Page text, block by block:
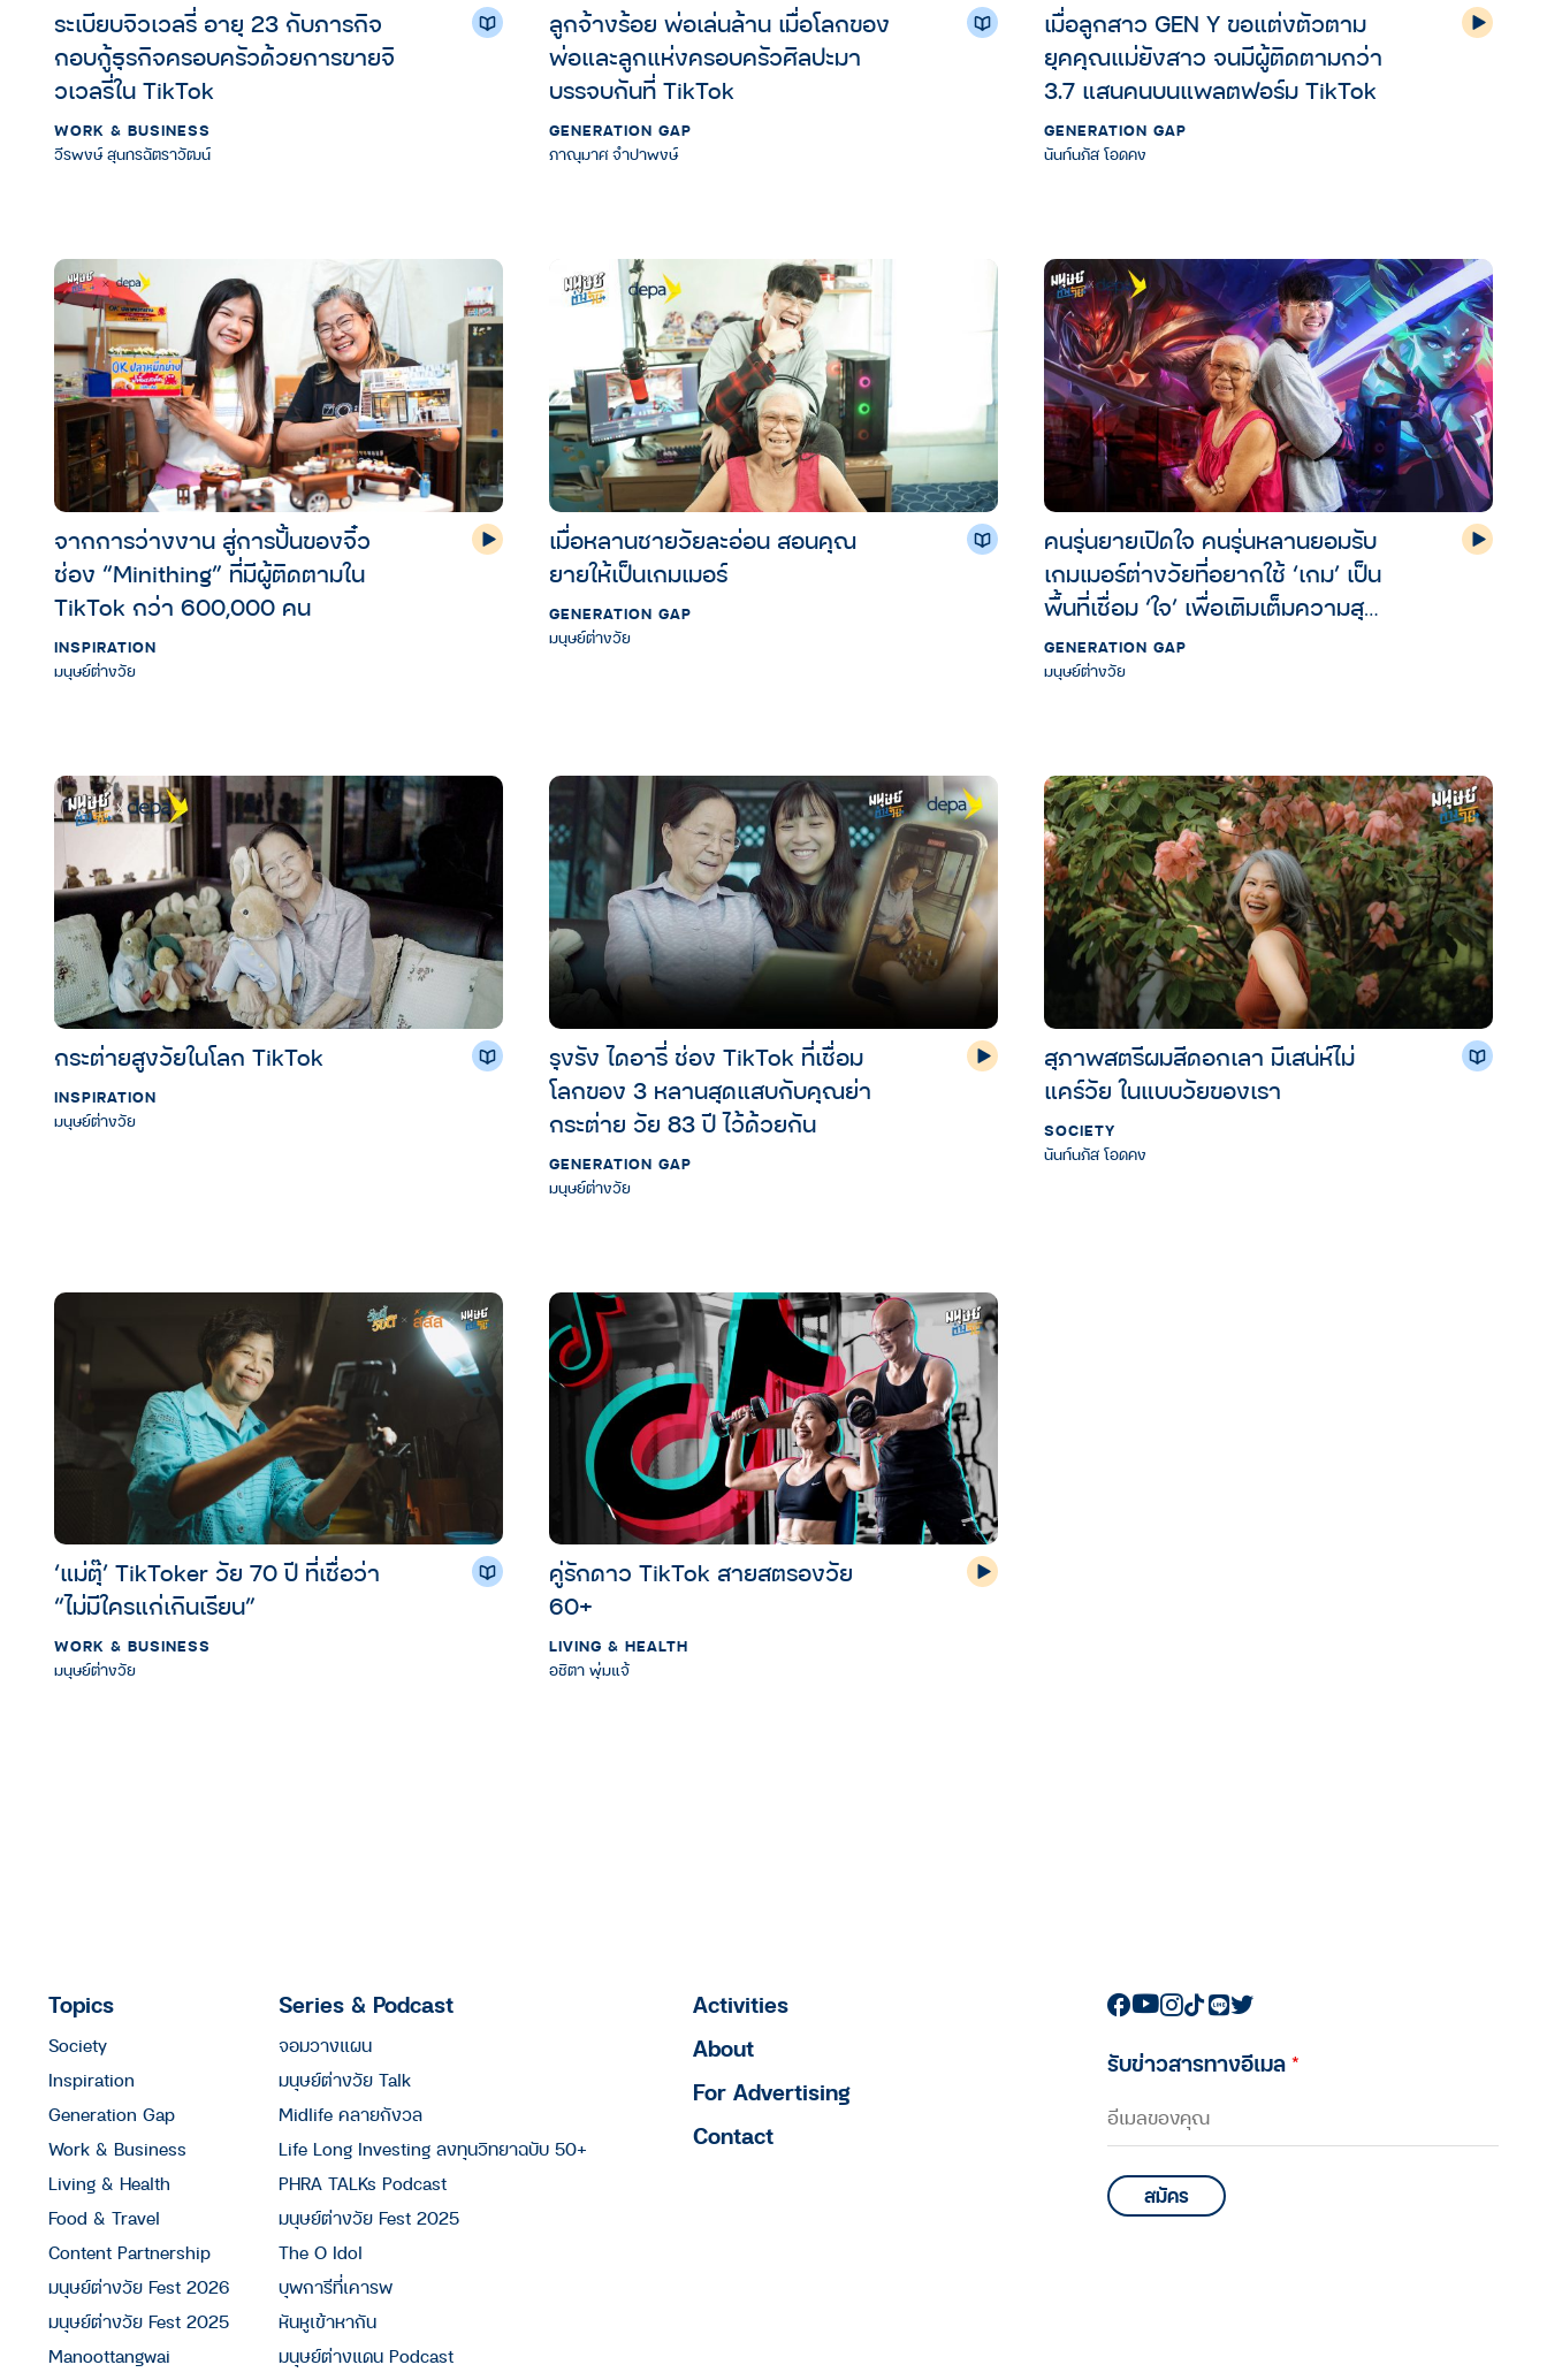
ระเบียบจิวเวลรี่ อายุ 23 กับภารกิจ
กอบกู้ธุรกิจครอบครัวด้วยการขายจิ
วเวลรี่ใน TikTok
WORK & BUSINESS
วีรพงษ์ สุนทรฉัตราวัฒน์
ลูกจ้างร้อย พ่อเล่นล้าน เมื่อโลกของ
พ่อและลูกแห่งครอบครัวศิลปะมา
บรรจบกันที่ TikTok
GENERATION GAP
ภาณุมาศ จำปาพงษ์
เมื่อลูกสาว GEN Y ขอแต่งตัวตาม
ยุคคุณแม่ยังสาว จนมีผู้ติดตามกว่า
3.7 แสนคนบนแพลตฟอร์ม TikTok
GENERATION GAP
นันท์นภัส โอดคง
จากการว่างงาน สู่การปั้นของจิ๋ว
ช่อง “Minithing” ที่มีผู้ติดตามใน
TikTok กว่า 600,000 คน
INSPIRATION
มนุษย์ต่างวัย
เมื่อหลานชายวัยละอ่อน สอนคุณ
ยายให้เป็นเกมเมอร์
GENERATION GAP
มนุษย์ต่างวัย
คนรุ่นยายเปิดใจ คนรุ่นหลานยอมรับ
เกมเมอร์ต่างวัยที่อยากใช้ ‘เกม’ เป็น
พื้นที่เชื่อม ‘ใจ’ เพื่อเติมเต็มความสุข
ให้กันและกัน
GENERATION GAP
มนุษย์ต่างวัย
กระต่ายสูงวัยในโลก TikTok
INSPIRATION
มนุษย์ต่างวัย
รุงรัง ไดอารี่ ช่อง TikTok ที่เชื่อม
โลกของ 3 หลานสุดแสบกับคุณย่า
กระต่าย วัย 83 ปี ไว้ด้วยกัน
GENERATION GAP
มนุษย์ต่างวัย
สุภาพสตรีผมสีดอกเลา มีเสน่ห์ไม่
แคร์วัย ในแบบวัยของเรา
SOCIETY
นันท์นภัส โอดคง
‘แม่ตุ๊’ TikToker วัย 70 ปี ที่เชื่อว่า
“ไม่มีใครแก่เกินเรียน”
WORK & BUSINESS
มนุษย์ต่างวัย
คู่รักดาว TikTok สายสตรองวัย
60+
LIVING & HEALTH
อชิตา พุ่มแจ้
Topics
Society
Inspiration
Generation Gap
Work & Business
Living & Health
Food & Travel
Content Partnership
มนุษย์ต่างวัย Fest 2026
มนุษย์ต่างวัย Fest 2025
Manoottangwai
Series & Podcast
จอมวางแผน
มนุษย์ต่างวัย Talk
Midlife คลายกังวล
Life Long Investing ลงทุนวิทยาฉบับ 50+
PHRA TALKs Podcast
มนุษย์ต่างวัย Fest 2025
The O Idol
บุพการีที่เคารพ
หันหูเข้าหากัน
มนุษย์ต่างแดน Podcast
Activities
About
For Advertising
Contact
รับข่าวสารทางอีเมล*